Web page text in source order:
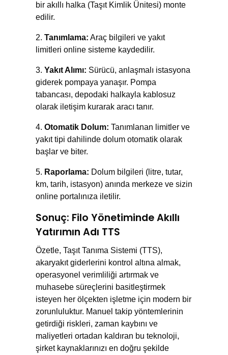
bir akıllı halka (Taşıt Kimlik Ünitesi) monte
edilir.
Tanımlama: Araç bilgileri ve yakıt
limitleri online sisteme kaydedilir.
Yakıt Alımı: Sürücü, anlaşmalı istasyona
giderek pompaya yanaşır. Pompa
tabancası, depodaki halkayla kablosuz
olarak iletişim kurarak aracı tanır.
Otomatik Dolum: Tanımlanan limitler ve
yakıt tipi dahilinde dolum otomatik olarak
başlar ve biter.
Raporlama: Dolum bilgileri (litre, tutar,
km, tarih, istasyon) anında merkeze ve sizin
online portalınıza iletilir.
Sonuç: Filo Yönetiminde Akıllı
Yatırımın Adı TTS
Özetle, Taşıt Tanıma Sistemi (TTS),
akaryakıt giderlerini kontrol altına almak,
operasyonel verimliliği artırmak ve
muhasebe süreçlerini basitleştirmek
isteyen her ölçekten işletme için modern bir
zorunluluktur. Manuel takip yöntemlerinin
getirdiği riskleri, zaman kaybını ve
maliyetleri ortadan kaldıran bu teknoloji,
şirket kaynaklarınızı en doğru şekilde